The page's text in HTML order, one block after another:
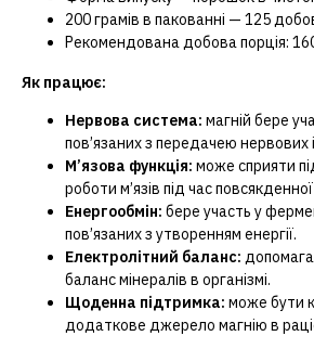
200 грамів в пакованні — 125
Рекомендована добова порція:
Як працює:
Нервова система: магній бере
пов’язаних з передачею нервових
М’язова функція: може сприяти
роботи м’язів під час
Енергообмін: бере участь у
пов’язаних з утворенням енергії.
Електролітний баланс:
баланс мінералів в організмі.
Щоденна підтримка: може бути
додаткове джерело магнію в